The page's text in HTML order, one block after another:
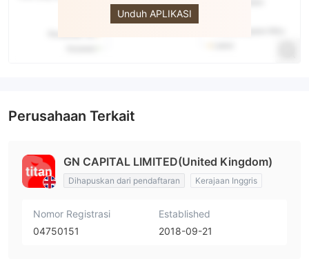
Unduh APLIKASI
Perusahaan Terkait
GN CAPITAL LIMITED(United Kingdom)
Dihapuskan dari pendaftaran Kerajaan Inggris
Nomor Registrasi
04750151
Established
2018-09-21